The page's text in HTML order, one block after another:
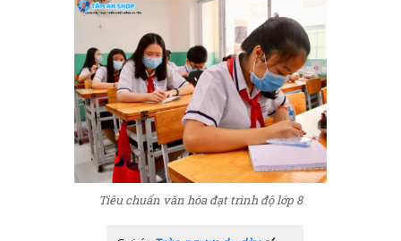
Tiêu chuẩn văn hóa đạt trình độ lớp 8